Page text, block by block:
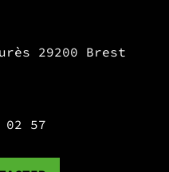
29200 Brest
02 57